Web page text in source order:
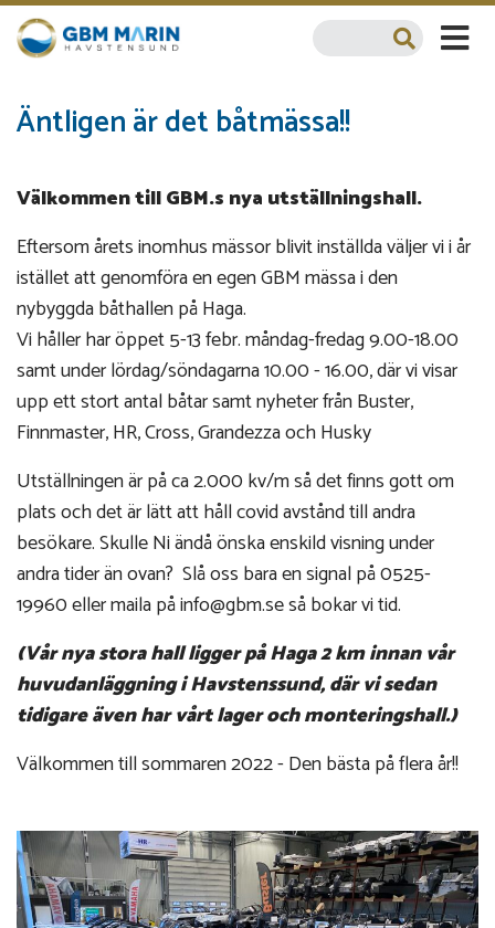
Äntligen är det båtmässa!!
Välkommen till GBM.s nya utställningshall.
Eftersom årets inomhus mässor blivit inställda väljer vi i år
istället att genomföra en egen GBM mässa i den
nybyggda båthallen på Haga.
Vi håller har öppet 5-13 febr. måndag-fredag 9.00-18.00
samt under lördag/söndagarna 10.00 - 16.00, där vi visar
upp ett stort antal båtar samt nyheter från Buster,
Finnmaster, HR, Cross, Grandezza och Husky
Utställningen är på ca 2.000 kv/m så det finns gott om
plats och det är lätt att håll covid avstånd till andra
besökare. Skulle Ni ändå önska enskild visning under
andra tider än ovan? Slå oss bara en signal på 0525-
19960 eller maila på info@gbm.se så bokar vi tid.
(Vår nya stora hall ligger på Haga 2 km innan vår
huvudanläggning i Havstenssund, där vi sedan
tidigare även har vårt lager och monteringshall.)
Välkommen till sommaren 2022 - Den bästa på flera år!!